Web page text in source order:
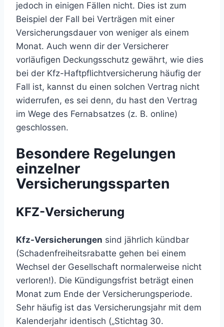
jedoch in einigen Fällen nicht. Dies ist zum
Beispiel der Fall bei Verträgen mit einer
Versicherungsdauer von weniger als einem
Monat. Auch wenn dir der Versicherer
vorläufigen Deckungsschutz gewährt, wie dies
bei der Kfz-Haftpflichtversicherung häufig der
Fall ist, kannst du einen solchen Vertrag nicht
widerrufen, es sei denn, du hast den Vertrag
im Wege des Fernabsatzes (z. B. online)
geschlossen.
Besondere Regelungen
einzelner
Versicherungssparten
KFZ-Versicherung
Kfz-Versicherungen sind jährlich kündbar
(Schadenfreiheitsrabatte gehen bei einem
Wechsel der Gesellschaft normalerweise nicht
verloren!). Die Kündigungsfrist beträgt einen
Monat zum Ende der Versicherungsperiode.
Sehr häufig ist das Versicherungsjahr mit dem
Kalenderjahr identisch („Stichtag 30.